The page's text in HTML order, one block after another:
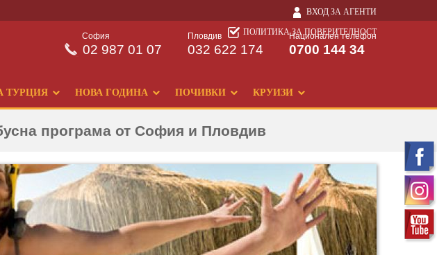
ВХОД ЗА АГЕНТИ
ПОЛИТИКА ЗА ПОВЕРИТЕЛНОСТ
Национален телефон
0700 144 34
Пловдив
032 622 174
София
02 987 01 07
ТУРЦИЯ НОВА ГОДИНА ПОЧИВКИ КРУИЗИ
програма от София и Пловдив